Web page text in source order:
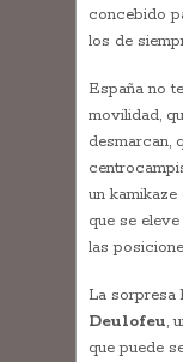
concebido
los de
España no
movilidad,
desmarcan,
un
que se
las
La sorpresa
Deulofeu,
que puede